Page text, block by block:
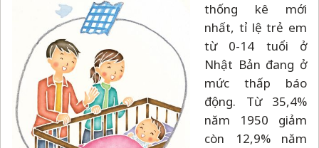
thống kê mới
nhất, tỉ lệ trẻ em
từ 0-14 tuổi ở
Nhật Bản đang ở
mức thấp báo
động. Từ 35,4%
năm 1950 giảm
còn 12,9% năm